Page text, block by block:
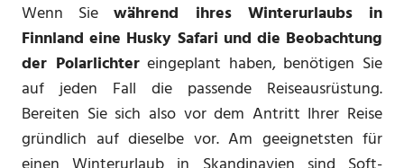
Wenn Siewährend ihres Winterurlaubs in
Finnland eine Husky Safari und die Beobachtung
der Polarlichtereingeplant haben, benötigen Sie
auf jeden Fall die passende Reiseausrüstung.
Bereiten Sie sich also vor dem Antritt Ihrer Reise
gründlich auf dieselbe vor. Am geeignetsten für